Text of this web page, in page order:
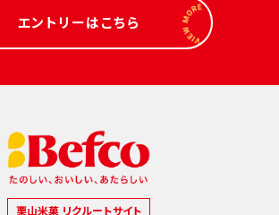
エントリーはこちら
栗山米菓 リクルートサイト